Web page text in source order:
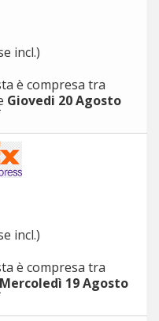
incl.)
è compresa tra
Giovedi 20 Agosto
incl.)
è compresa tra
Mercoledì 19 Agosto